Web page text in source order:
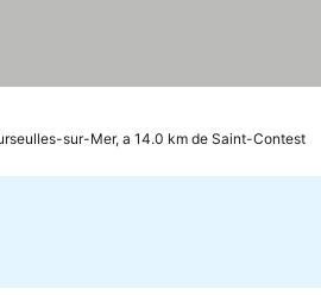
sur-Mer, a 14.0 km de Saint-Contest